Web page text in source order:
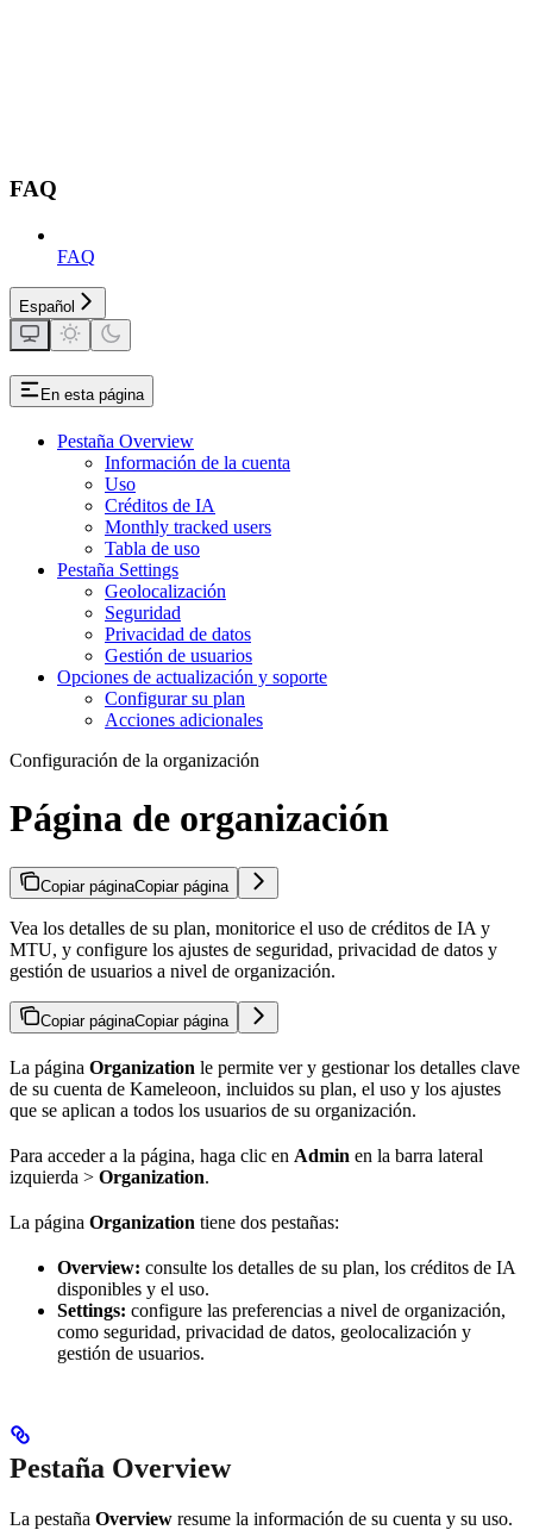
FAQ
FAQ
Español
En esta página
Pestaña Overview
Información de la cuenta
Uso
Créditos de IA
Monthly tracked users
Tabla de uso
Pestaña Settings
Geolocalización
Seguridad
Privacidad de datos
Gestión de usuarios
Opciones de actualización y soporte
Configurar su plan
Acciones adicionales
Configuración de la organización
Página de organización
Copiar páginaCopiar página
Vea los detalles de su plan, monitorice el uso de créditos de IA y
MTU, y configure los ajustes de seguridad, privacidad de datos y
gestión de usuarios a nivel de organización.
Copiar páginaCopiar página
La página Organization le permite ver y gestionar los detalles clave
de su cuenta de Kameleoon, incluidos su plan, el uso y los ajustes
que se aplican a todos los usuarios de su organización.
Para acceder a la página, haga clic en Admin en la barra lateral
izquierda > Organization.
La página Organization tiene dos pestañas:
Overview: consulte los detalles de su plan, los créditos de IA
disponibles y el uso.
Settings: configure las preferencias a nivel de organización,
como seguridad, privacidad de datos, geolocalización y
gestión de usuarios.
Pestaña Overview
La pestaña Overview resume la información de su cuenta y su uso.